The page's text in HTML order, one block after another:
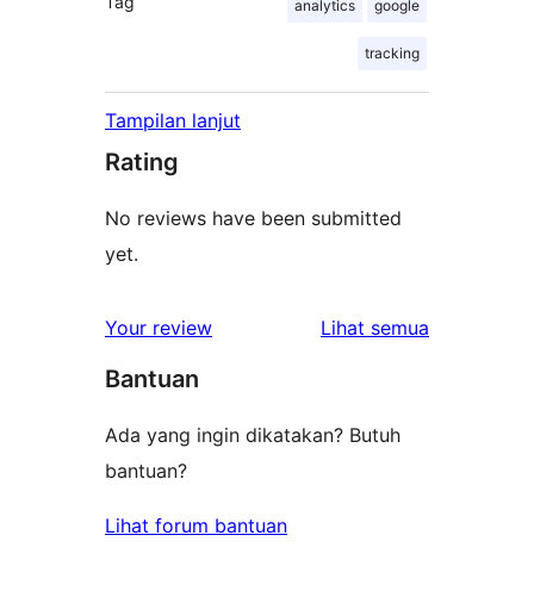
analytics google
tracking
Tampilan lanjut
Rating
No reviews have been submitted
yet.
Your review Lihat semua
Bantuan
Ada yang ingin dikatakan? Butuh
bantuan?
Lihat forum bantuan